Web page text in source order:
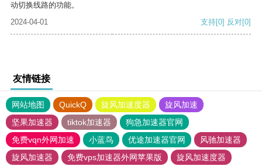
动切换线路的功能。
2024-04-01
支持[0] 反对[0]
友情链接
网站地图 QuickQ 旋风加速度器
旋风加速
坚果加速器
tiktok加速器
狗急加速器官网
免费vqn外网加速
小蓝鸟 优途加速器官网
风驰加速器
旋风加速器
免费vps加速器外网苹果版
旋风加速度器